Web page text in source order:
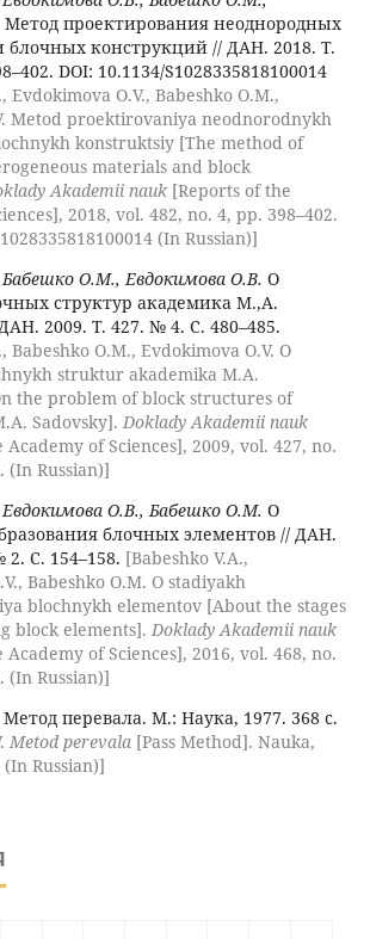
Метод проектирования неоднородных
блочных конструкций // ДАН. 2018. Т.
DOI: 10.1134/S1028335818100014
Evdokimova O.V., Babeshko O.M.,
Metod proektirovaniya neodnorodnykh
konstruktsiy [The method of
materials and block
Akademii nauk[Reports of the
2018, vol. 482, no. 4, pp. 398–402.
(In Russian)]
О.М., Евдокимова О.В. О
структур академика М.,А.
2009. Т. 427. № 4. С. 480–485.
Babeshko O.M., Evdokimova O.V. O
struktur akademika M.A.
the problem of block structures of
Sadovsky]. Doklady Akademii nauk
of Sciences], 2009, vol. 427, no.
(In Russian)]
О.В., Бабешко О.М. О
блочных элементов // ДАН.
2. С. 154–158. [Babeshko V.A.,
Babeshko O.M. O stadiyakh
blochnykh elementov [About the stages
block elements]. Doklady Akademii nauk
of Sciences], 2016, vol. 468, no.
(In Russian)]
Метод перевала. М.: Наука, 1977. 368 с.
Metod perevala[Pass Method]. Nauka,
Russian)]